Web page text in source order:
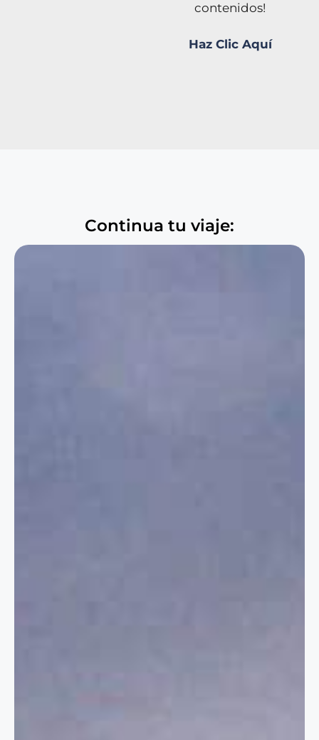
contenidos!
Haz Clic Aquí
Continua tu viaje: